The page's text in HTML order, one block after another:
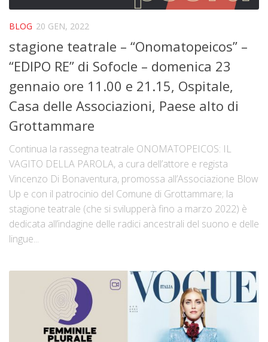
BLOG 20 GEN, 2022
stagione teatrale – “Onomatopeicos” –
“EDIPO RE” di Sofocle – domenica 23
gennaio ore 11.00 e 21.15, Ospitale,
Casa delle Associazioni, Paese alto di
Grottammare
Continua la rassegna teatrale ONOMATOPEICOS: IL
VAGITO DELLA PAROLA, a cura dell’attore e regista
Vincenzo Di Bonaventura, promossa all’Associazione Blow
Up e con il patrocinio del Comune di Grottammare; la
stagione teatrale (che si svilupperà fino a marzo 2022) è
dedicata all’indagine delle radici ancestrali del suono e delle
lingue...